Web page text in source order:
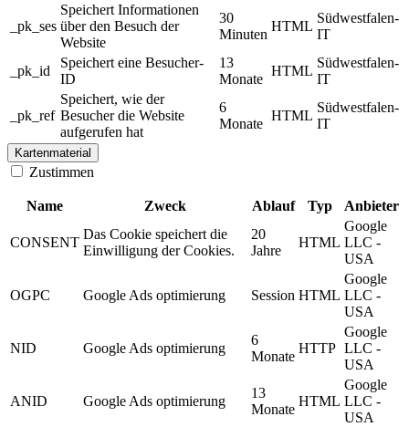
_pk_ses
Speichert Informationen
über den Besuch der
Website
30
Minuten
HTML
Südwestfalen-
IT
_pk_id
Speichert eine Besucher-
ID
13
Monate
HTML
Südwestfalen-
IT
_pk_ref
Speichert, wie der
Besucher die Website
aufgerufen hat
6
Monate
HTML
Südwestfalen-
IT
Kartenmaterial
Zustimmen
Name Zweck Ablauf Typ Anbieter
CONSENT
Das Cookie speichert die
Einwilligung der Cookies.
20
Jahre
HTML
Google
LLC -
USA
OGPC Google Ads optimierung Session HTML
Google
LLC -
USA
NID Google Ads optimierung
6
Monate
HTTP
Google
LLC -
USA
ANID Google Ads optimierung
13
Monate
HTML
Google
LLC -
USA